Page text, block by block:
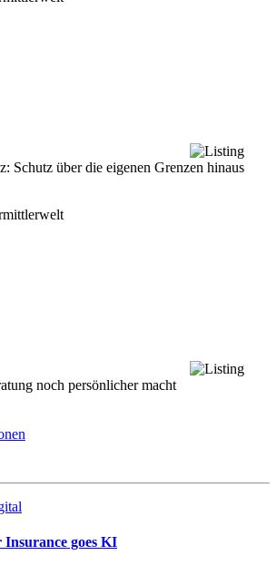
Schutz über die eigenen Grenzen hinaus
noch persönlicher macht
goes KI